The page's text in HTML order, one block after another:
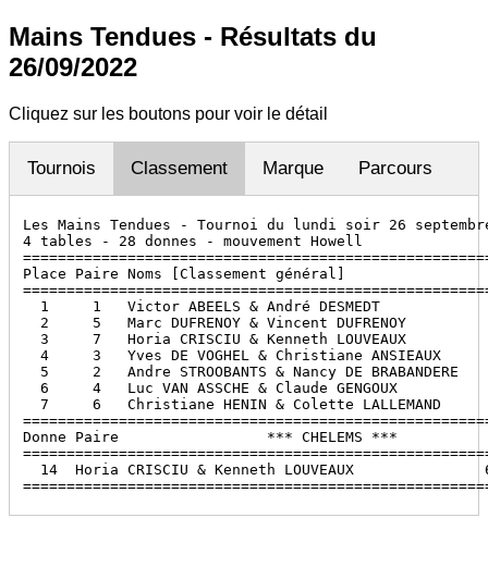
Mains Tendues - Résultats du
26/09/2022
Cliquez sur les boutons pour voir le détail
Tournois Classement Marque Parcours
Les Mains Tendues - Tournoi du lundi soir 26
4 tables - 28 donnes - mouvement Howell
Place Paire Noms [Classement général]
1     1   Victor ABEELS & André DESMEDT
2     5   Marc DUFRENOY & Vincent DUFRENOY
3     7   Horia CRISCIU & Kenneth LOUVEAUX
4     3   Yves DE VOGHEL & Christiane ANSIEAUX
5     2   Andre STROOBANTS & Nancy DE BRABANDERE
6     4   Luc VAN ASSCHE & Claude GENGOUX
7     6   Christiane HENIN & Colette LALLEMAND
Donne Paire                 *** CHELEMS ***
14  Horia CRISCIU & Kenneth LOUVEAUX